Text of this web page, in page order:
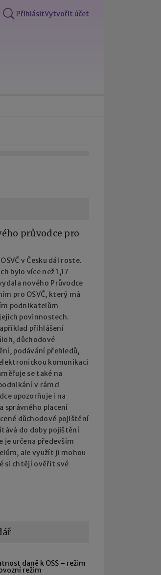
PřihlásitVytvořit účet
průvodce pro
v Česku dál roste.
bylo více než 1,17
nového Průvodce
pro OSVČ, který má
podnikatelům
povinnostech.
přihlášení
důchodové
podávání přehledů,
komunikaci
se také na
v rámci
upozorňuje i na
správného placení
důchodové pojištění
do doby pojištění
je určena především
ale využít ji mohou
si chtějí ověřit své
daně k OSS – režim
režim